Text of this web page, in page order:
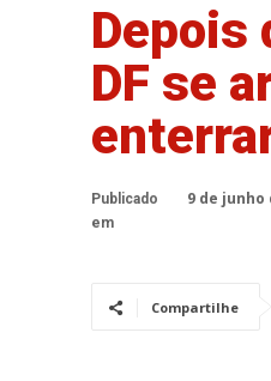
Depois
DF se
Publicado
em
9 de junho
Compartilhe